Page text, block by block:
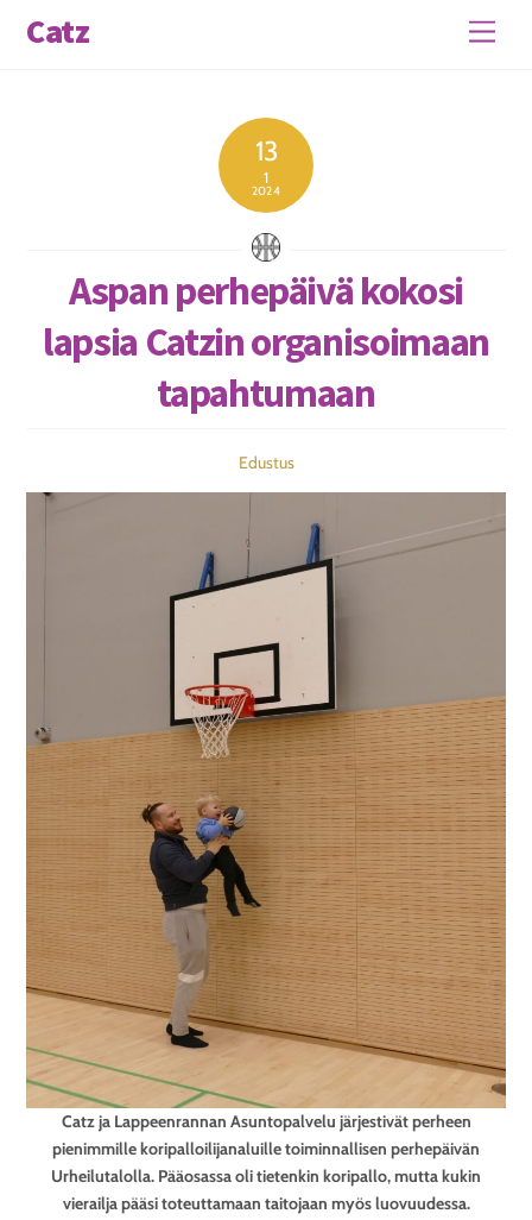
Menu
Catz
13
1
2024
Aspan perhepäivä kokosi
lapsia Catzin organisoimaan
tapahtumaan
Edustus
Catz ja Lappeenrannan Asuntopalvelu järjestivät perheen
pienimmille koripalloilijanaluille toiminnallisen perhepäivän
Urheilutalolla. Pääosassa oli tietenkin koripallo, mutta kukin
vierailja pääsi toteuttamaan taitojaan myös luovuudessa.